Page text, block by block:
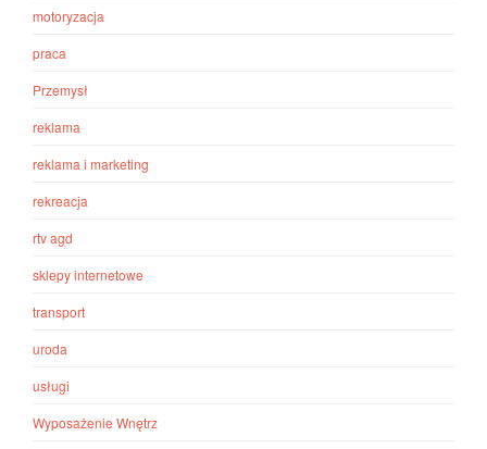
motoryzacja
praca
Przemysł
reklama
reklama i marketing
rekreacja
rtv agd
sklepy internetowe
transport
uroda
usługi
Wyposażenie Wnętrz